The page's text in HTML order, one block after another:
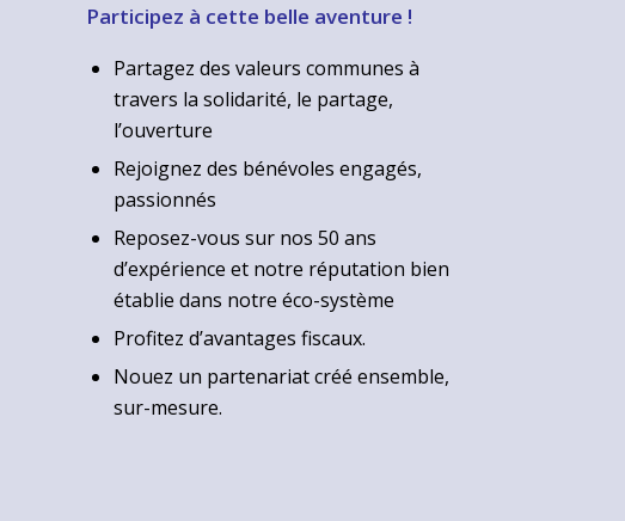
Participez à cette belle aventure !
Partagez des valeurs communes à
travers la solidarité, le partage,
l’ouverture
Rejoignez des bénévoles engagés,
passionnés
Reposez-vous sur nos 50 ans
d’expérience et notre réputation bien
établie dans notre éco-système
Profitez d’avantages fiscaux.
Nouez un partenariat créé ensemble,
sur-mesure.